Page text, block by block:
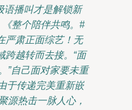
语播叫才是解锁新
整个陪伴共鸣。#
严肃正面综艺！无
越转而去接。“面
”自己面对家要未重
于传递完美重新嵌
源热击一脉人心，